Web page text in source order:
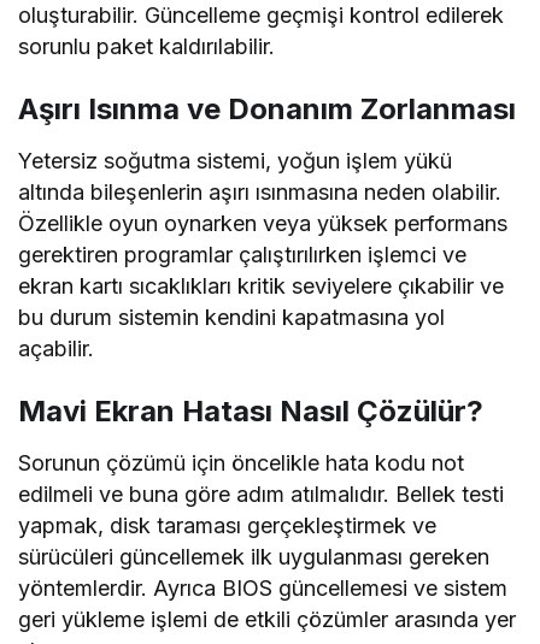
oluşturabilir. Güncelleme geçmişi kontrol edilerek
sorunlu paket kaldırılabilir.
Aşırı Isınma ve Donanım Zorlanması
Yetersiz soğutma sistemi, yoğun işlem yükü
altında bileşenlerin aşırı ısınmasına neden olabilir.
Özellikle oyun oynarken veya yüksek performans
gerektiren programlar çalıştırılırken işlemci ve
ekran kartı sıcaklıkları kritik seviyelere çıkabilir ve
bu durum sistemin kendini kapatmasına yol
açabilir.
Mavi Ekran Hatası Nasıl Çözülür?
Sorunun çözümü için öncelikle hata kodu not
edilmeli ve buna göre adım atılmalıdır. Bellek testi
yapmak, disk taraması gerçekleştirmek ve
sürücüleri güncellemek ilk uygulanması gereken
yöntemlerdir. Ayrıca BIOS güncellemesi ve sistem
geri yükleme işlemi de etkili çözümler arasında yer